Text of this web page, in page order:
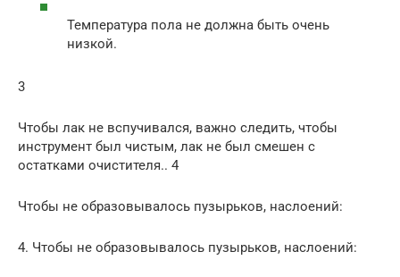
Температура пола не должна быть очень
низкой.
3
Чтобы лак не вспучивался, важно следить, чтобы
инструмент был чистым, лак не был смешен с
остатками очистителя.. 4
Чтобы не образовывалось пузырьков, наслоений:
4. Чтобы не образовывалось пузырьков, наслоений: